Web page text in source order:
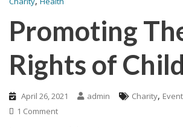
Promoting
Rights of
April 26, 2021 admin Charity,
1 Comment